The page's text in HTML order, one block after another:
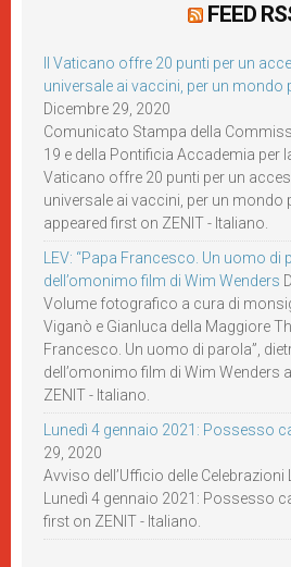
FEED
Il Vaticano offre 20 punti per un
universale ai vaccini, per un mondo
Dicembre 29, 2020
Comunicato Stampa della
19 e della Pontificia Accademia per
Vaticano offre 20 punti per un
universale ai vaccini, per un mondo
appeared first on ZENIT - Italiano.
LEV: “Papa Francesco. Un uomo di
dell’omonimo film di Wim Wenders
Volume fotografico a cura di
Viganò e Gianluca della Maggiore
Francesco. Un uomo di parola”,
dell’omonimo film di Wim Wenders
ZENIT - Italiano.
Lunedì 4 gennaio 2021: Possesso
29, 2020
Avviso dell’Ufficio delle
Lunedì 4 gennaio 2021: Possesso
first on ZENIT - Italiano.